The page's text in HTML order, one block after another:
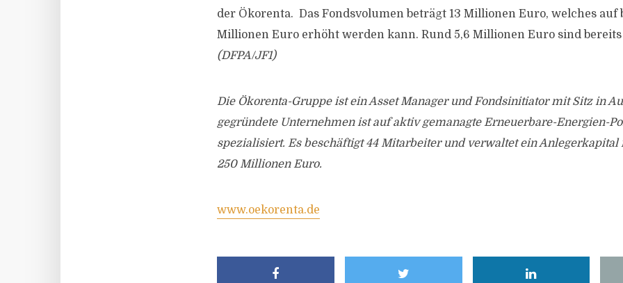
der Ökorenta. Das Fondsvolumen beträgt 13 Millionen Euro, welches auf
Millionen Euro erhöht werden kann. Rund 5,6 Millionen Euro sind
(DFPA/JF1)
Die Ökorenta-Gruppe ist ein Asset Manager und Fondsinitiator mit Sitz in
gegründete Unternehmen ist auf aktiv gemanagte Erneuerbare-Energien-
spezialisiert. Es beschäftigt 44 Mitarbeiter und verwaltet ein Anlegerkapital
250 Millionen Euro.
www.oekorenta.de